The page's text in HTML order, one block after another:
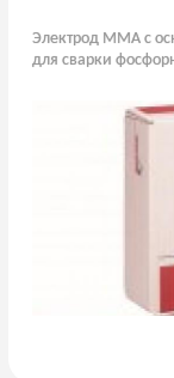
Электрод MMA с
для сварки